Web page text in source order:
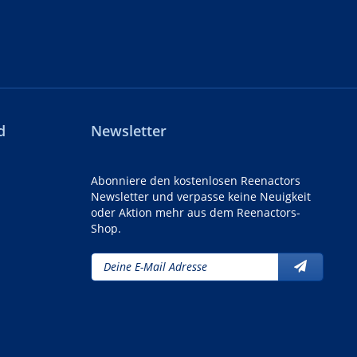
Newsletter
Abonniere den kostenlosen Reenactors
Newsletter und verpasse keine Neuigkeit
oder Aktion mehr aus dem Reenactors-
Shop.